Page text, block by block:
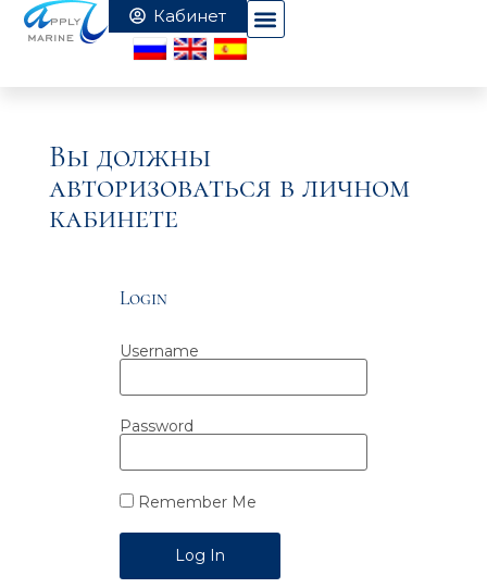
Вы должны
авторизоваться в личном
кабинете
Login
Username
Password
Remember Me